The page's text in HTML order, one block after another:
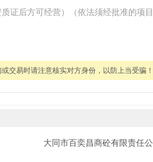
证后方可经营）（依法须经批准的项
交易时请注意核实对方身份，以防上当受骗！
大同市百奕昌商砼有限责任公